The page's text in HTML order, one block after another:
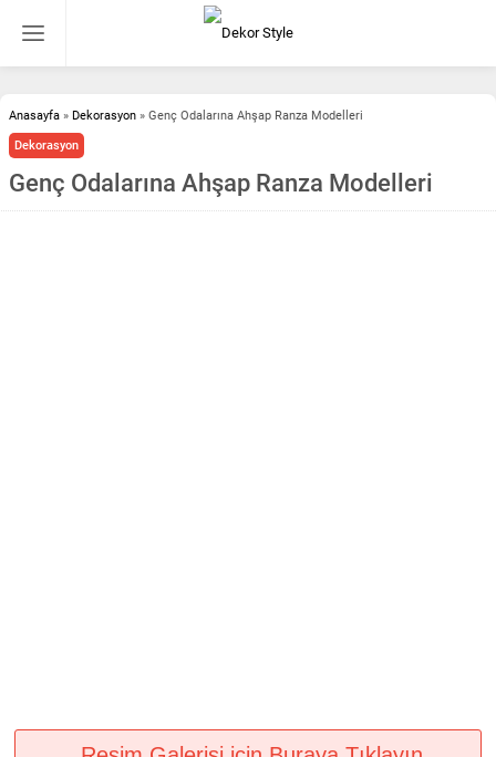
Anasayfa » Dekorasyon » Genç Odalarına Ahşap Ranza Modelleri
Dekorasyon
Genç Odalarına Ahşap Ranza Modelleri